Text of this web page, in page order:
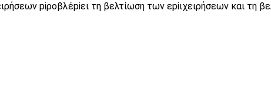
piροβλέpiει τη βελτίωση των εpiιχειρήσεων και τη